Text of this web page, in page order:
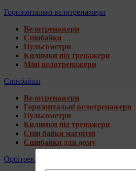
Горизонтальні велотренажери
Велотренажери
Спінбайки
Пульсометри
Килимки під тренажери
Міні велотренажери
Спінбайки
Велотренажери
Горизонтальні велотренажери
Пульсометри
Килимки під тренажери
Спін байки магнітні
Спінбайки для дому
Орбітреки